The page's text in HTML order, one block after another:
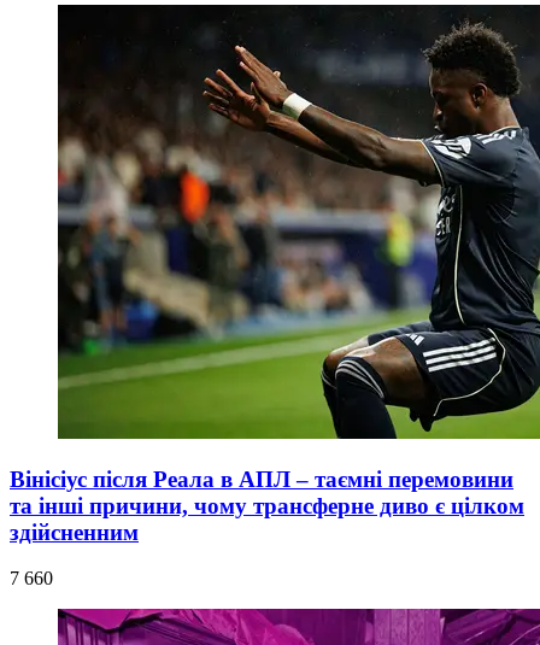
Вінісіус після Реала в АПЛ – таємні перемовини
та інші причини, чому трансферне диво є цілком
здійсненним
7 660